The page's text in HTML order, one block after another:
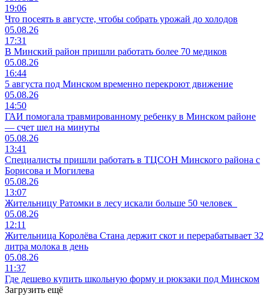
19:06
Что посеять в августе, чтобы собрать урожай до холодов
05.08.26
17:31
В Минский район пришли работать более 70 медиков
05.08.26
16:44
5 августа под Минском временно перекроют движение
05.08.26
14:50
ГАИ помогала травмированному ребенку в Минском районе
— счет шел на минуты
05.08.26
13:41
Специалисты пришли работать в ТЦСОН Минского района с
Борисова и Могилева
05.08.26
13:07
Жительницу Ратомки в лесу искали больше 50 человек
05.08.26
12:11
Жительница Королёва Стана держит скот и перерабатывает 32
литра молока в день
05.08.26
11:37
Где дешево купить школьную форму и рюкзаки под Минском
Загрузить ещё